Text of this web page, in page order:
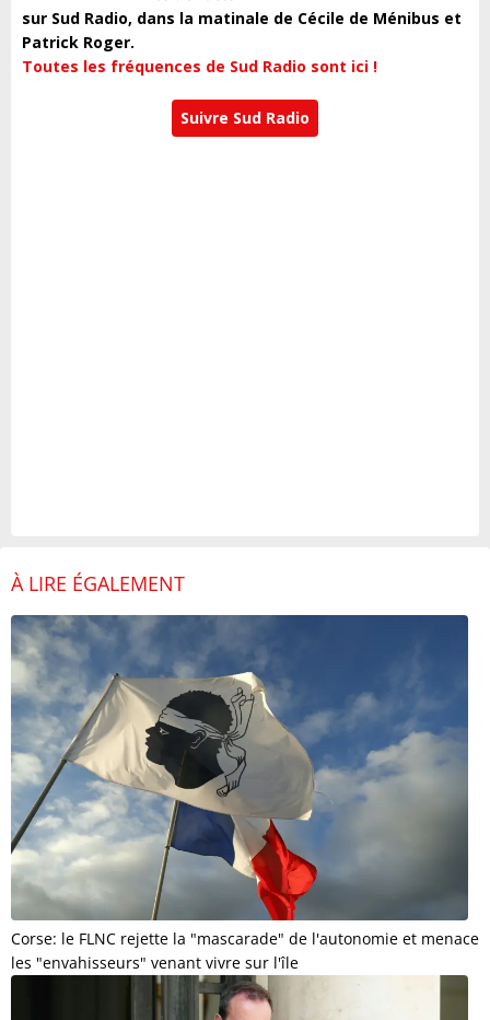
sur Sud Radio, dans la matinale de Cécile de Ménibus et
Patrick Roger.
Toutes les fréquences de Sud Radio sont ici !
Suivre Sud Radio
À LIRE ÉGALEMENT
Corse: le FLNC rejette la "mascarade" de l'autonomie et menace
les "envahisseurs" venant vivre sur l'île